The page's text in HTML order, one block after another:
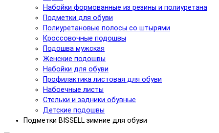
Набойки формованные из резины и полиуретана
Подметки для обуви
Полиуретановые полосы со штырями
Кроссовочные подошвы
Подошва мужская
Женские подошвы
Набойки для обуви
Профилактика листовая для обуви
Набоечные листы
Стельки и задники обувные
Детские подошвы
Подметки BISSELL зимние для обуви